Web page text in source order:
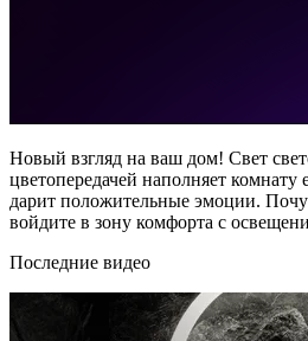
Новый взгляд на ваш дом! Свет
цветопередачей наполняет
дарит положительные эмоции.
войдите в зону комфорта с
Последние видео